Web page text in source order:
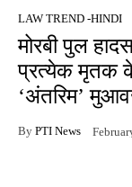
LAW TREND -HINDI
मोरबी पुल
प्रत्येक मृतक
‘अंतरिम’
By PTI News